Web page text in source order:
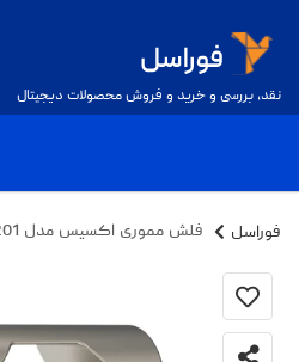
نقد، بررسی و خرید و فروش محصولات دیجیتال
فوراسل فلش مموری اکسیس مدل ZM201 ظرفیت 16گیگابایت